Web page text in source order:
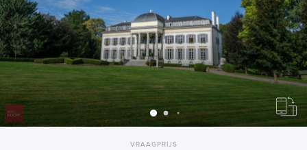
VRAAGPRIJS